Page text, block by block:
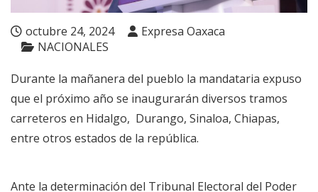
octubre 24, 2024
Expresa Oaxaca
NACIONALES
Durante la mañanera del pueblo la mandataria expuso
que el próximo año se inaugurarán diversos tramos
carreteros en Hidalgo, Durango, Sinaloa, Chiapas,
entre otros estados de la república.
Ante la determinación del Tribunal Electoral del Poder